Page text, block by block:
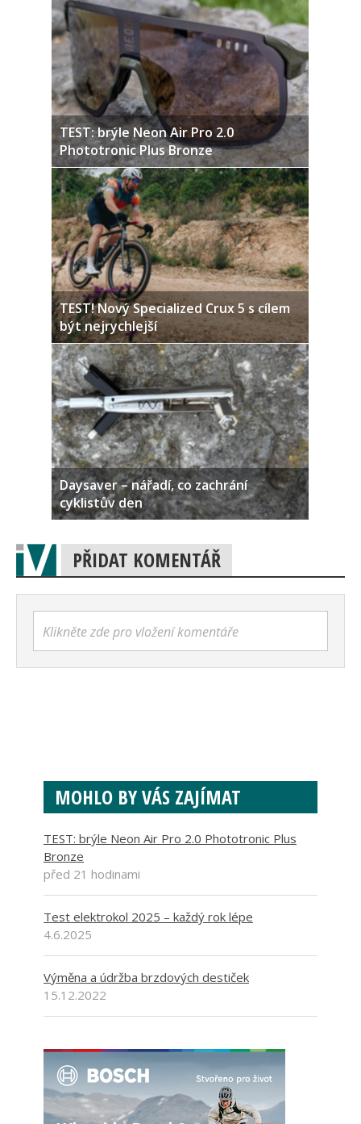
TEST: brýle Neon Air Pro 2.0
Phototronic Plus Bronze
TEST! Nový Specialized Crux 5 s cílem
být nejrychlejší
Daysaver – nářadí, co zachrání
cyklistův den
PŘIDAT KOMENTÁŘ
Klikněte zde pro vložení komentáře
MOHLO BY VÁS ZAJÍMAT
TEST: brýle Neon Air Pro 2.0 Phototronic Plus
Bronze
před 21 hodinami
Test elektrokol 2025 – každý rok lépe
4.6.2025
Výměna a údržba brzdových destiček
15.12.2022